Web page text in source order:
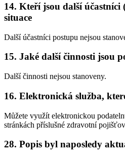
14. Kteří jsou další účastníci
situace
Další účastníci postupu nejsou
15. Jaké další činnosti jsou
Další činnosti nejsou stanoveny.
16. Elektronická služba,
Můžete využít elektronickou
stránkách příslušné zdravotní
28. Popis byl naposledy